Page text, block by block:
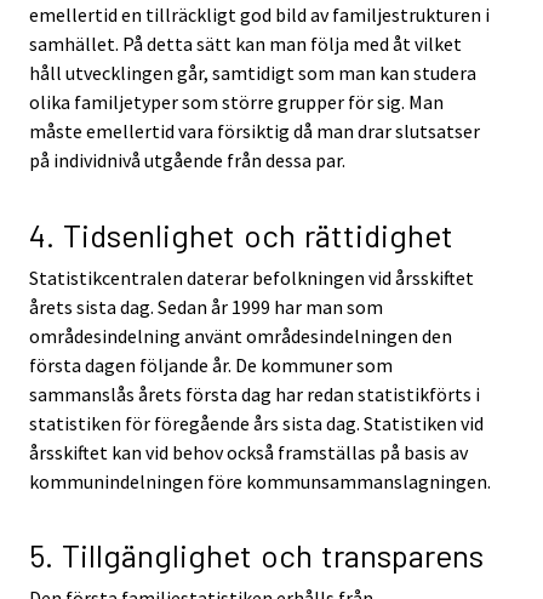
emellertid en tillräckligt god bild av familjestrukturen i
samhället. På detta sätt kan man följa med åt vilket
håll utvecklingen går, samtidigt som man kan studera
olika familjetyper som större grupper för sig. Man
måste emellertid vara försiktig då man drar slutsatser
på individnivå utgående från dessa par.
4. Tidsenlighet och rättidighet
Statistikcentralen daterar befolkningen vid årsskiftet
årets sista dag. Sedan år 1999 har man som
områdesindelning använt områdesindelningen den
första dagen följande år. De kommuner som
sammanslås årets första dag har redan statistikförts i
statistiken för föregående års sista dag. Statistiken vid
årsskiftet kan vid behov också framställas på basis av
kommunindelningen före kommunsammanslagningen.
5. Tillgänglighet och transparens